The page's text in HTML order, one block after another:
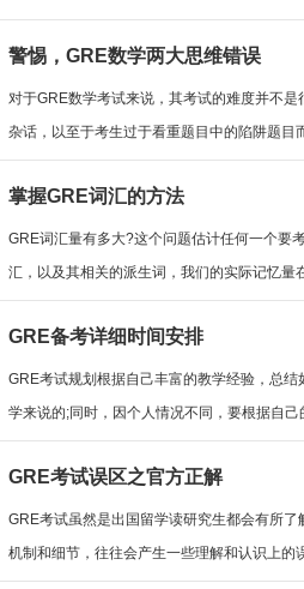
警惕，GRE数学两大思维错误
对于GRE数学考试来说，其考试的难度并不
杂话，以至于考生过于看重题目中的陷阱题
掌握GRE词汇的方法
GRE词汇量有多大?这个问题估计任何一个要
汇，以及其相关的派生词，我们的实际记忆
GRE备考详细时间安排
GRE考试规划根据自己丰富的教学经验，总
学来说的;同时，因个人情况不同，要根据自
GRE考试误区之官方正解
GRE考试虽然是出国留学读研究生都会有所
机制和细节，往往会产生一些理解和认识上